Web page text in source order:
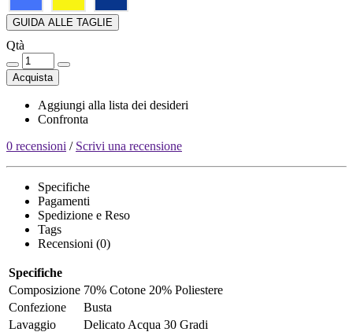
GUIDA ALLE TAGLIE
Qtà
Acquista
Aggiungi alla lista dei desideri
Confronta
0 recensioni / Scrivi una recensione
Specifiche
Pagamenti
Spedizione e Reso
Tags
Recensioni (0)
Specifiche
Composizione 70% Cotone 20% Poliestere
Confezione
Busta
Lavaggio
Delicato Acqua 30 Gradi